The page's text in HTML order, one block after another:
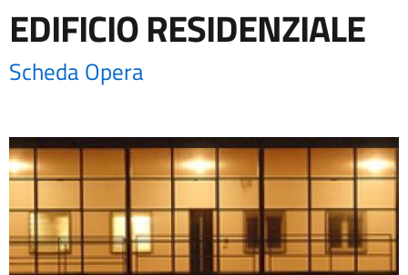
EDIFICIO RESIDENZIALE
Scheda Opera